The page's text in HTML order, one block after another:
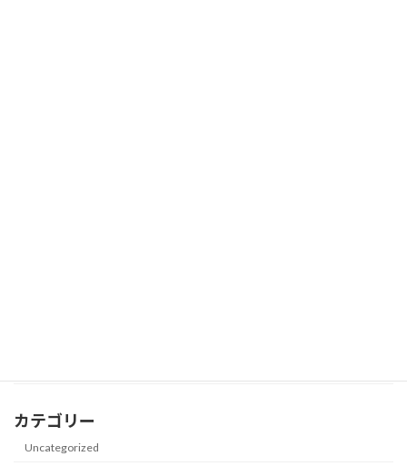
カテゴリー
Uncategorized